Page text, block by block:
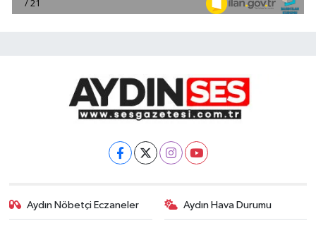
Aydın Nöbetçi Eczaneler Aydın Hava Durumu